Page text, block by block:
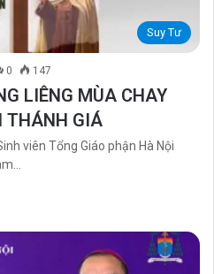
Suy Tư
0 147
LIÊNG MÙA CHAY
THÁNH GIÁ
viên Tổng Giáo phận Hà Nội